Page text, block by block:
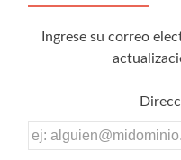
Ingrese su correo